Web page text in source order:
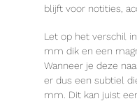
blijft voor notities,
Let op het verschil
mm dik en een
Wanneer je deze
er dus een subtiel
mm. Dit kan juist